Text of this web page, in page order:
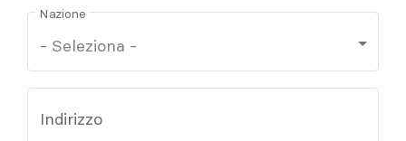
Nazione
Indirizzo